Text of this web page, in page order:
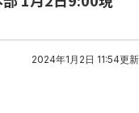
2024年1月2日 11:54更新